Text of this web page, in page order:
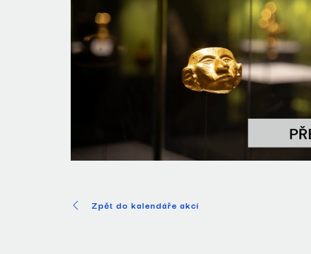
Zpět do kalendáře akcí